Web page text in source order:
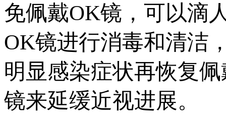
免佩戴OK镜，可以滴
OK镜进行消毒和清洁
明显感染症状再恢复
镜来延缓近视进展。